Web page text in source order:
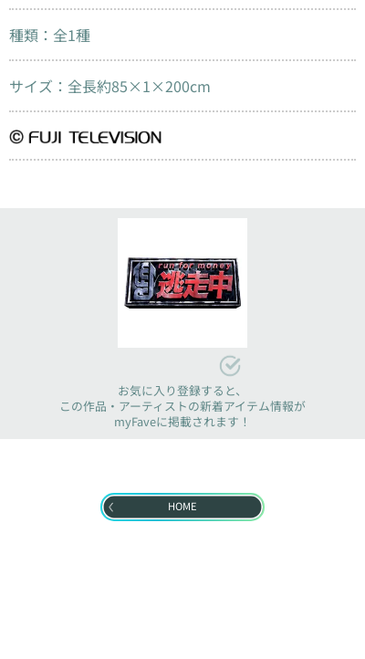
種類：全1種
サイズ：全長約85×1×200cm
お気に入り登録すると、
この作品・アーティストの新着アイテム情報が
myFaveに掲載されます！
HOME